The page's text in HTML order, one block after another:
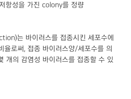
항성을 가진 colony를 정량
는 바이러스를 접종시킨 세포수에
율로써, 접종 바이러스양/세포수를 의
개의 감염성 바이러스를 접종할 수 있